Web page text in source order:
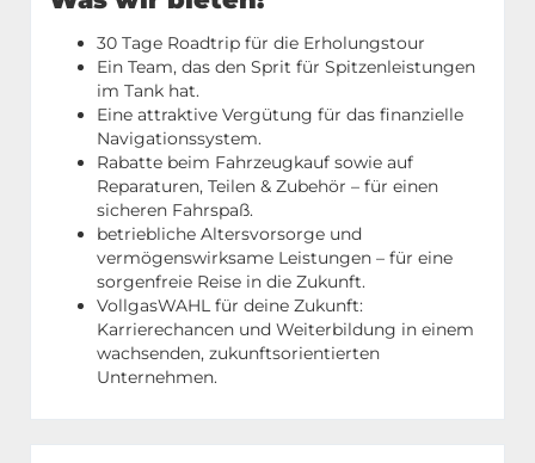
30 Tage Roadtrip für die Erholungstour
Ein Team, das den Sprit für Spitzenleistungen
im Tank hat.
Eine attraktive Vergütung für das finanzielle
Navigationssystem.
Rabatte beim Fahrzeugkauf sowie auf
Reparaturen, Teilen & Zubehör – für einen
sicheren Fahrspaß.
betriebliche Altersvorsorge und
vermögenswirksame Leistungen – für eine
sorgenfreie Reise in die Zukunft.
VollgasWAHL für deine Zukunft:
Karrierechancen und Weiterbildung in einem
wachsenden, zukunftsorientierten
Unternehmen.